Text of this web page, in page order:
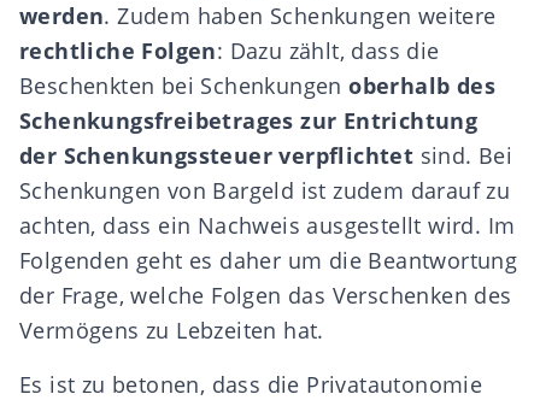
werden. Zudem haben Schenkungen weitere
rechtliche Folgen: Dazu zählt, dass die
Beschenkten bei Schenkungenoberhalb des
Schenkungsfreibetrages zur Entrichtung
der Schenkungssteuer verpflichtet sind. Bei
Schenkungen von Bargeld ist zudem darauf zu
achten, dass ein Nachweis ausgestellt wird. Im
Folgenden geht es daher um die Beantwortung
der Frage, welche Folgen das Verschenken des
Vermögens zu Lebzeiten hat.
Es ist zu betonen, dass die Privatautonomie